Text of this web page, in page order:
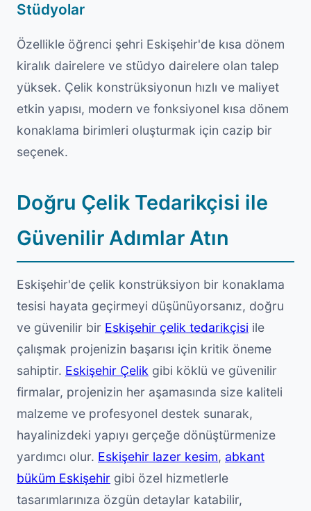
Stüdyolar
Özellikle öğrenci şehri Eskişehir'de kısa dönem
kiralık dairelere ve stüdyo dairelere olan talep
yüksek. Çelik konstrüksiyonun hızlı ve maliyet
etkin yapısı, modern ve fonksiyonel kısa dönem
konaklama birimleri oluşturmak için cazip bir
seçenek.
Doğru Çelik Tedarikçisi ile
Güvenilir Adımlar Atın
Eskişehir'de çelik konstrüksiyon bir konaklama
tesisi hayata geçirmeyi düşünüyorsanız, doğru
ve güvenilir bir Eskişehir çelik tedarikçisi ile
çalışmak projenizin başarısı için kritik öneme
sahiptir. Eskişehir Çelik gibi köklü ve güvenilir
firmalar, projenizin her aşamasında size kaliteli
malzeme ve profesyonel destek sunarak,
hayalinizdeki yapıyı gerçeğe dönüştürmenize
yardımcı olur. Eskişehir lazer kesim, abkant
büküm Eskişehir gibi özel hizmetlerle
tasarımlarınıza özgün detaylar katabilir,